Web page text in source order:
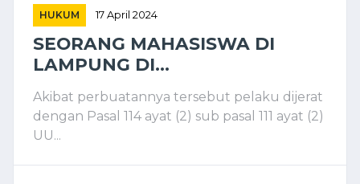
HUKUM 17 April 2024
SEORANG MAHASISWA DI
LAMPUNG DI...
Akibat perbuatannya tersebut pelaku dijerat
dengan Pasal 114 ayat (2) sub pasal 111 ayat (2)
UU...